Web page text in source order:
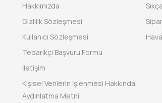
Hakkımızda
Gizlilik Sözleşmesi
Kullanıcı Sözleşmesi
Tedarikçi Başvuru Formu
İletişim
Kişisel Verilerin İşlenmesi Hakkında
Aydınlatma Metni